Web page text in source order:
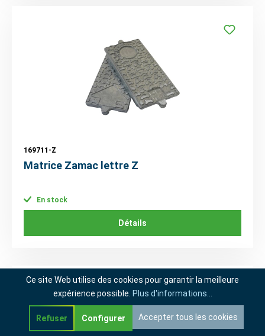
169711-Z
Matrice Zamac lettre Z
En stock
Détails
Ce site Web utilise des cookies pour garantir la meilleure
expérience possible. Plus d'informations...
Refuser Configurer Accepter tous les cookies